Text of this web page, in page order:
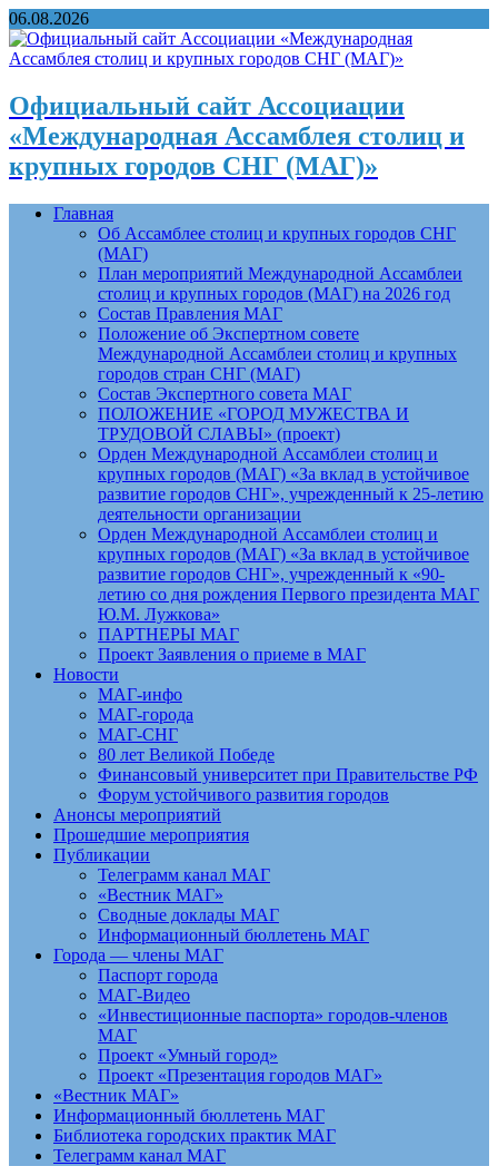
06.08.2026
Официальный сайт Ассоциации
«Международная Ассамблея столиц и
крупных городов СНГ (МАГ)»
Главная
Об Ассамблее столиц и крупных городов СНГ
(МАГ)
План мероприятий Международной Ассамблеи
столиц и крупных городов (МАГ) на 2026 год
Состав Правления МАГ
Положение об Экспертном совете
Международной Ассамблеи столиц и крупных
городов стран СНГ (МАГ)
Состав Экспертного совета МАГ
ПОЛОЖЕНИЕ «ГОРОД МУЖЕСТВА И
ТРУДОВОЙ СЛАВЫ» (проект)
Орден Международной Ассамблеи столиц и
крупных городов (МАГ) «За вклад в устойчивое
развитие городов СНГ», учрежденный к 25-летию
деятельности организации
Орден Международной Ассамблеи столиц и
крупных городов (МАГ) «За вклад в устойчивое
развитие городов СНГ», учрежденный к «90-
летию со дня рождения Первого президента МАГ
Ю.М. Лужкова»
ПАРТНЕРЫ МАГ
Проект Заявления о приеме в МАГ
Новости
МАГ-инфо
МАГ-города
МАГ-СНГ
80 лет Великой Победе
Финансовый университет при Правительстве РФ
Форум устойчивого развития городов
Анонсы мероприятий
Прошедшие мероприятия
Публикации
Телеграмм канал МАГ
«Вестник МАГ»
Сводные доклады МАГ
Информационный бюллетень МАГ
Города — члены МАГ
Паспорт города
МАГ-Видео
«Инвестиционные паспорта» городов-членов
МАГ
Проект «Умный город»
Проект «Презентация городов МАГ»
«Вестник МАГ»
Информационный бюллетень МАГ
Библиотека городских практик МАГ
Телеграмм канал МАГ